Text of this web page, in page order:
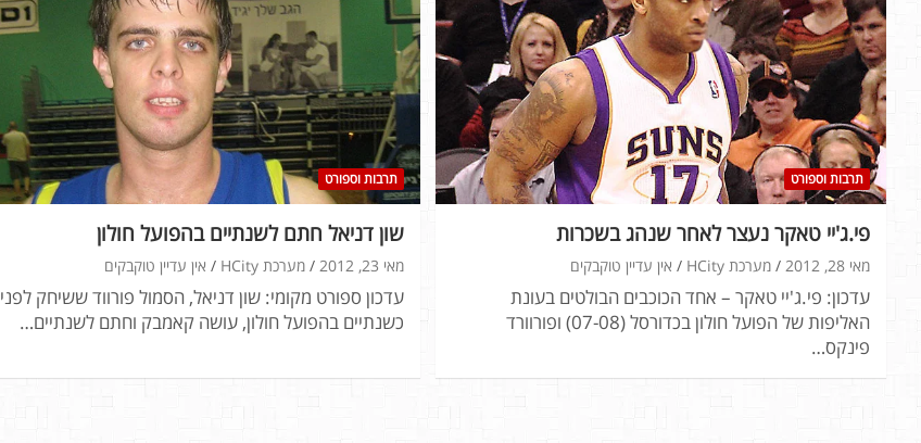
תרבות וספורט
פי.ג'יי טאקר נעצר לאחר שנהג בשכרות
מאי 28, 2012 מערכת HCity אין עדיין טוקבקים
עדכון: פי.ג'יי טאקר – אחד הכוכבים הבולטים בעונת
האליפות של הפועל חולון בכדורסל (07-08) ופורוורד
פינקס…
תרבות וספורט
שון דניאל חתם לשנתיים בהפועל חולון
מאי 23, 2012 מערכת HCity אין עדיין טוקבקים
עדכון ספורט מקומי: שון דניאל, הסמול פורווד ששיחק לפני
כשנתיים בהפועל חולון, עושה קאמבק וחתם לשנתיים…